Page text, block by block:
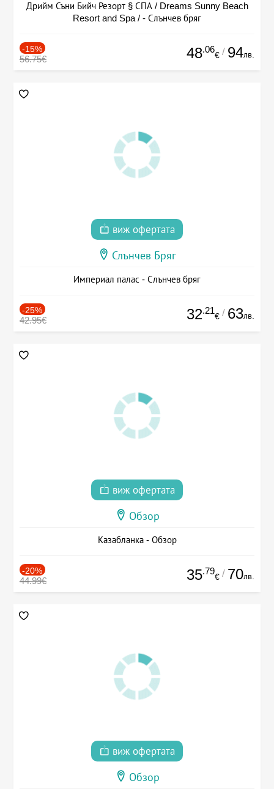
Дрийм Съни Бийч Резорт § СПА / Dreams Sunny Beach
Resort and Spa / - Слънчев бряг
-15%
56.75€ 48.06
€ / 94лв.
виж офертата
Слънчев Бряг
Империал палас - Слънчев бряг
-25%
42.95€ 32.21
€ / 63лв.
виж офертата
Обзор
Казабланка - Обзор
-20%
44.99€ 35.79
€ / 70лв.
виж офертата
Обзор